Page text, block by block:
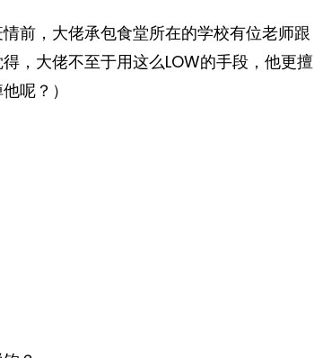
前，大佬承包食堂所在的学校有位老师跟
，大佬不至于用这么LOW的手段，他更擅
呢？）